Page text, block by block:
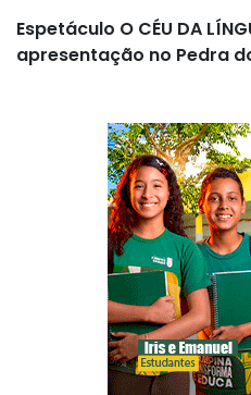
Espetáculo O CÉU DA
apresentação no Pedra